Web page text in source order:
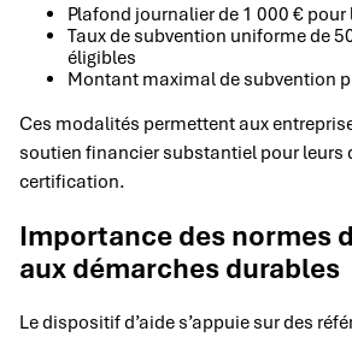
Plafond journalier de 1 000 €
Taux de subvention uniforme de
éligibles
Montant maximal de subvention
Ces modalités permettent aux
soutien financier substantiel pour leurs
certification.
Importance des normes
aux démarches durables
Le dispositif d’aide s’appuie sur des